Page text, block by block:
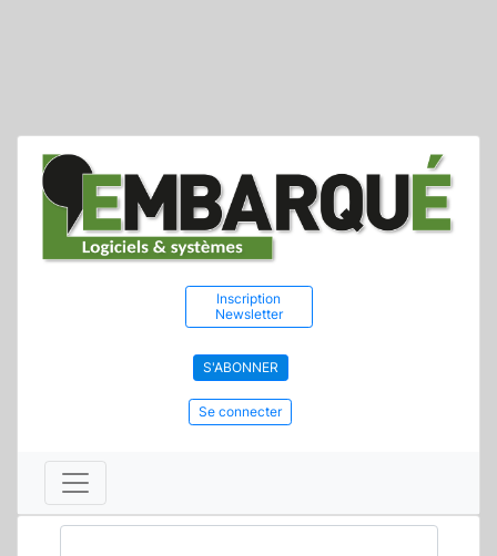
Inscription
Newsletter
S'ABONNER
Se connecter